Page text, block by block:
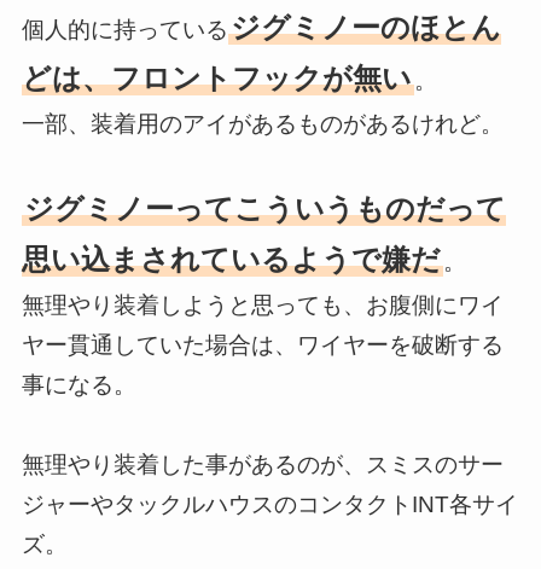
個人的に持っているジグミノーのほとん
どは、フロントフックが無い。
一部、装着用のアイがあるものがあるけれど。
ジグミノーってこういうものだって
思い込まされているようで嫌だ。
無理やり装着しようと思っても、お腹側にワイ
ヤー貫通していた場合は、ワイヤーを破断する
事になる。
無理やり装着した事があるのが、スミスのサー
ジャーやタックルハウスのコンタクトINT各サイ
ズ。